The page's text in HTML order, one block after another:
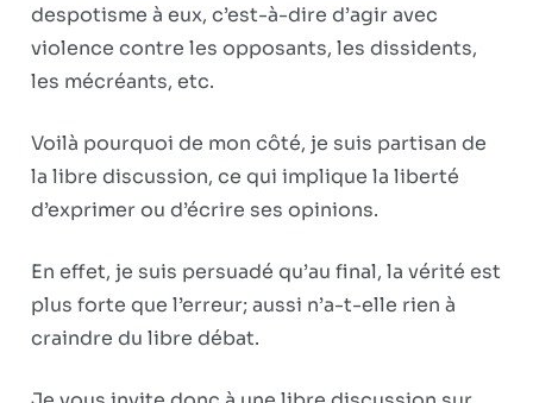
despotisme à eux, c’est-à-dire d’agir avec
violence contre les opposants, les dissidents,
les mécréants, etc.
Voilà pourquoi de mon côté, je suis partisan de
la libre discussion, ce qui implique la liberté
d’exprimer ou d’écrire ses opinions.
En effet, je suis persuadé qu’au final, la vérité est
plus forte que l’erreur; aussi n’a-t-elle rien à
craindre du libre débat.